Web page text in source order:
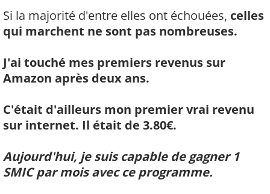
Si la majorité d'entre elles ont échouées, celles
qui marchent ne sont pas nombreuses.
J'ai touché mes premiers revenus sur
Amazon après deux ans.
C'était d'ailleurs mon premier vrai revenu
sur internet. Il était de 3.80€.
Aujourd'hui, je suis capable de gagner 1
SMIC par mois avec ce programme.